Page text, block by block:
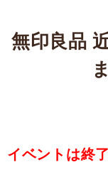
無印良品
イベントは終